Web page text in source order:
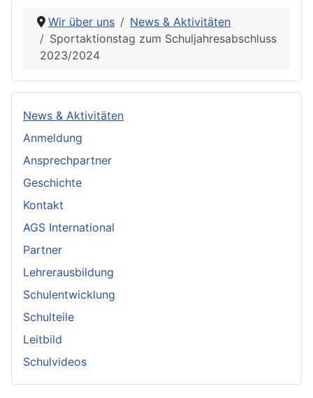
Wir über uns
News & Aktivitäten
Sportaktionstag zum Schuljahresabschluss
2023/2024
News & Aktivitäten
Anmeldung
Ansprechpartner
Geschichte
Kontakt
AGS International
Partner
Lehrerausbildung
Schulentwicklung
Schulteile
Leitbild
Schulvideos